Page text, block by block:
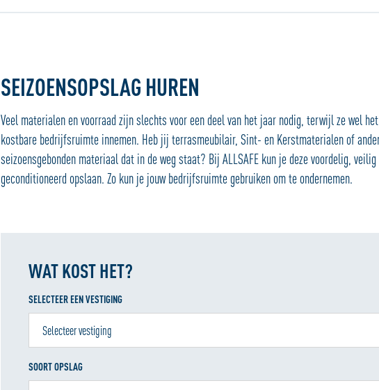
SEIZOENSOPSLAG HUREN
Veel materialen en voorraad zijn slechts voor een deel van het jaar nodig, terwijl ze wel
kostbare bedrijfsruimte innemen. Heb jij terrasmeubilair, Sint- en Kerstmaterialen of
seizoensgebonden materiaal dat in de weg staat? Bij ALLSAFE kun je deze voordelig, veilig
geconditioneerd opslaan. Zo kun je jouw bedrijfsruimte gebruiken om te ondernemen.
WAT KOST HET?
SELECTEER EEN VESTIGING
SOORT OPSLAG